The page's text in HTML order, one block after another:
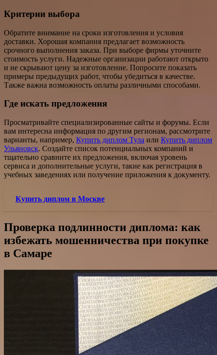
Критерии выбора
Обратите внимание на сроки изготовления и условия
доставки. Хорошая компания предлагает возможность
срочного выполнения заказа. При выборе фирмы уточните
стоимость услуги. Надежные организации работают открыто
и не скрывают цену за изготовление. Попросите показать
примеры предыдущих работ, чтобы убедиться в качестве.
Также важна возможность оплаты различными способами.
Где искать предложения
Просматривайте специализированные сайты и форумы. Если
вам интересна информация по другим регионам, рассмотрите
варианты, например, Купить диплом Тула или Купить диплом
Ульяновск. Создайте список потенциальных компаний и
тщательно сравните их предложения, включая уровень
сервиса и дополнительные услуги, такие как регистрация в
учебных заведениях или получение приложения к документу.
Купить диплом в Москве
Проверка подлинности диплома: как
избежать мошенничества при покупке
в Самаре